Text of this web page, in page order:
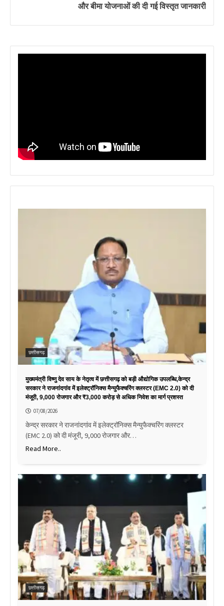
और बीमा योजनाओं की दी गई विस्तृत जानकारी
छत्तीसगढ़
मुख्यमंत्री विष्णु देव साय के नेतृत्व में छत्तीसगढ़ को बड़ी औद्योगिक उपलब्धि,केन्द्र
सरकार ने राजनांदगांव में इलेक्ट्रॉनिक्स मैन्युफैक्चरिंग क्लस्टर (EMC 2.0) को दी
मंजूरी, 9,000 रोजगार और ₹3,000 करोड़ से अधिक निवेश का मार्ग प्रशस्त
07/08/2026
केन्द्र सरकार ने राजनांदगांव में इलेक्ट्रॉनिक्स मैन्युफैक्चरिंग क्लस्टर
(EMC 2.0) को दी मंजूरी, 9,000 रोजगार और…
Read More..
छत्तीसगढ़